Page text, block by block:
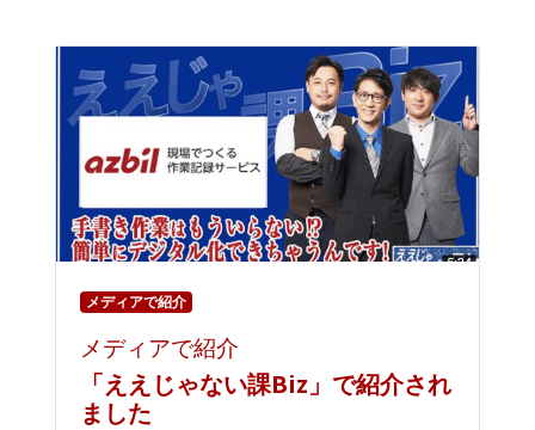
メディアで紹介
メディアで紹介
「ええじゃない課Biz」で紹介され
ました